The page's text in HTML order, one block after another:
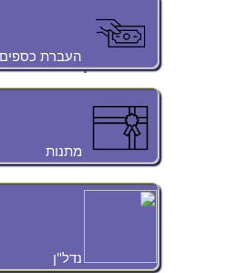
העברת כספים
מתנות
נדל"ן